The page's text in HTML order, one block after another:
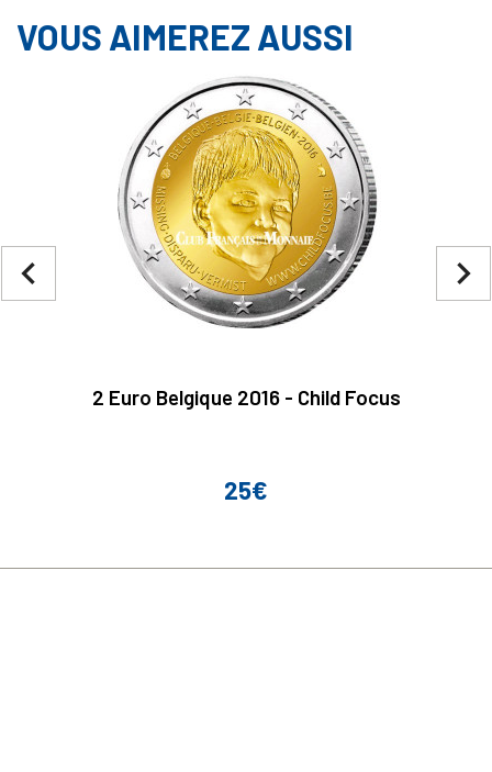
VOUS AIMEREZ AUSSI
2 Euro Belgique 2016 - Child Focus
Prix
25€
navigate_next
navigate_before